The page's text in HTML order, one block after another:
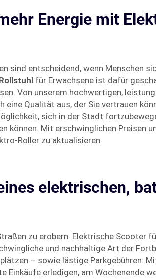
Energie mit
sind entscheidend, wenn Menschen
für Erwachsene ist dafür
Von unserem hochwertigen,
Qualität aus, der Sie vertrauen
sich in der Stadt
können. Mit erschwinglichen Preisen
Roller zu aktualisieren.
elektrischen,
zu erobern. Elektrische Scooter
und nachhaltige Art der
– sowie lästige Parkgebühren:
Einkäufe erledigen, am Wochenende